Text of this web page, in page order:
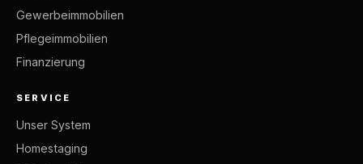
Gewerbeimmobilien
Pflegeimmobilien
Finanzierung
SERVICE
Unser System
Homestaging